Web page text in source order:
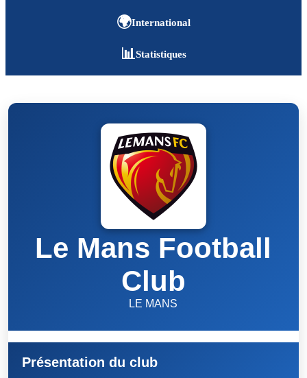
🌍International
📊Statistiques
Le Mans Football
Club
LE MANS
Présentation du club